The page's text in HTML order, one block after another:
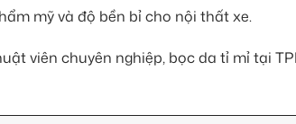
mỹ và độ bền bỉ cho nội thất xe.
viên chuyên nghiệp, bọc da tỉ mỉ tại